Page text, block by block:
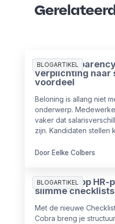
BLOGARTIKEL
Pay
verplichting naar
voordeel
Beloning is allang niet
onderwerp.
vaker dat
zijn. Kandidaten stellen
nemen de eisen
Door Eelke Colbers
BLOGARTIKEL
Meer grip op HR-
slimme checklists
Met de nieuwe
Cobra breng je